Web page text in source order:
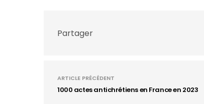
Partager
ARTICLE PRÉCÉDENT
1000 actes antichrétiens en France en 2023